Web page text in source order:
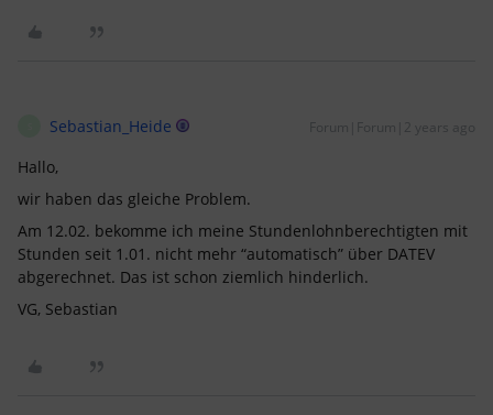
Sebastian_Heide Forum|Forum|2 years ago
Hallo,
wir haben das gleiche Problem.
Am 12.02. bekomme ich meine Stundenlohnberechtigten mit
Stunden seit 1.01. nicht mehr “automatisch” über DATEV
abgerechnet. Das ist schon ziemlich hinderlich.
VG, Sebastian